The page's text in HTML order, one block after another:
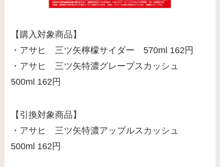
【購入対象商品】
・アサヒ 三ツ矢檸檬サイダー 570ml 162円
・アサヒ 三ツ矢特濃グレープスカッシュ
500ml 162円
【引換対象商品】
・アサヒ 三ツ矢特濃アップルスカッシュ
500ml 162円